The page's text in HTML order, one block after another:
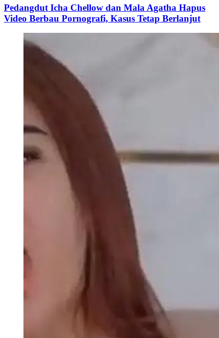
Pedangdut Icha Chellow dan Mala Agatha Hapus
Video Berbau Pornografi, Kasus Tetap Berlanjut